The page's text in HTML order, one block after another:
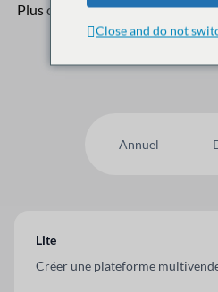
Plus de 50,000Les clients nous
vous ?
Annuel
Lite
Créer une plateforme
Close and do not